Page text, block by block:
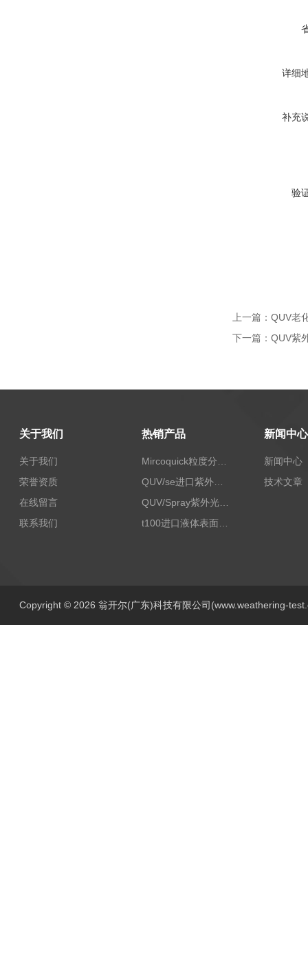
详细
补充
验
上一篇： QUV老
下一篇： QUV紫
关于我们
关于我们
荣誉资质
在线留言
联系我们
热销产品
QUV/se进口紫外老化试验箱Q-lab
QUV/Spray紫外光加速老化试验箱
t100进口液体表面张力测试仪
新闻中心
新闻中心
技术文章
Copyright © 2026 翁开尔(广东)科技有限公司(www.weathering-